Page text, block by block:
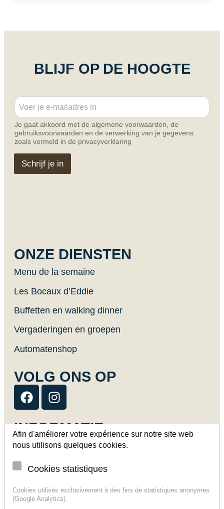
BLIJF OP DE HOOGTE
m
a
i
l
E
E
m
i
l
Je gaat akkoord met de algemene voorwaarden, de
gebruiksvoorwaarden en de verwerking van je gegevens
zoals vermeld in de privacyverklaring
Schrijf je in
ONZE DIENSTEN
Menu de la semaine
Les Bocaux d’Eddie
Buffetten en walking dinner
Vergaderingen en groepen
Automatenshop
VOLG ONS OP
INFORMATIE
Afhaling en levering
Contact
Wettelijke mededelingen
Afin d'améliorer votre expérience sur notre site web
nous utilisons quelques cookies.
Cookies statistiques
Cookies utilisés exclusivement à des fins de statistiques anonymes
(Google Analytics).